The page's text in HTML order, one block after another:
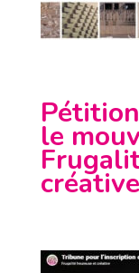
le
créative